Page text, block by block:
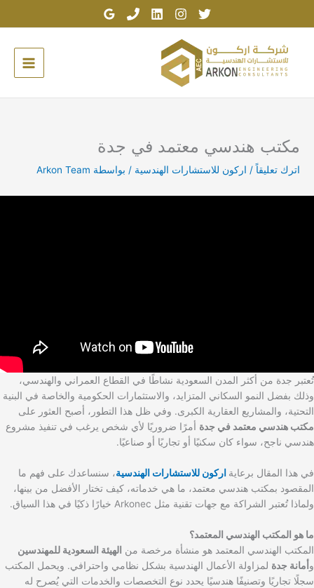
مكتب هندسي معتمد في جدة
اترك تعليقاً / اركون للاستشارات الهندسية / بواسطة Arkon Team
تُعتبر جدة من أكثر المدن السعودية نشاطًا في القطاع العمراني والهندسي،
وذلك بفضل النمو السكاني المتزايد، والاستثمارات الحكومية والخاصة في البنية
التحتية، والمشاريع العقارية الكبرى. وفي ظل هذا التطور، أصبح العثور على
مكتب هندسي معتمد في جدة أمرًا ضروريًا لأي شخص يرغب في تنفيذ مشروع
هندسي ناجح، سواء كان سكنيًا أو تجاريًا أو صناعيًا.
في هذا المقال برعاية اركون للاستشارات الهندسية، سنساعدك على فهم ما
المقصود بمكتب هندسي معتمد، ما هي خدماته، كيف تختار الأفضل من بينها،
ولماذا تُعتبر الشراكة مع جهات تقنية مثل Arkonec خيارًا ذكيًا في هذا السياق.
ما هو المكتب الهندسي المعتمد؟
المكتب الهندسي المعتمد هو منشأة مرخصة من الهيئة السعودية للمهندسين
و أمانة جدة لمزاولة الأعمال الهندسية بشكل نظامي واحترافي. ويحمل المكتب
سجلًا تجاريًا وتصنيفًا هندسيًا يحدد نوع التخصصات والخدمات التي يُصرح له